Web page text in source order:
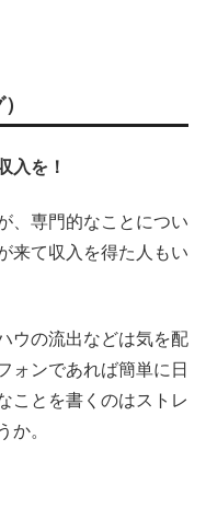
入を！
、専門的なことについ
来て収入を得た人もい
ウの流出などは気を配
ォンであれば簡単に日
ことを書くのはストレ
か。